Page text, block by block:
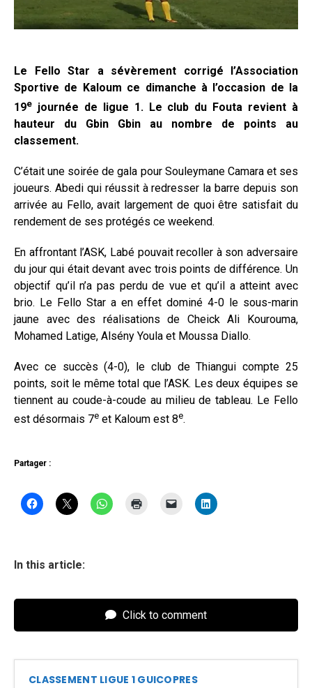
Le Fello Star a sévèrement corrigé l’Association
Sportive de Kaloum ce dimanche à l’occasion de la
19e journée de ligue 1. Le club du Fouta revient à
hauteur du Gbin Gbin au nombre de points au
classement.
C’était une soirée de gala pour Souleymane Camara et ses
joueurs. Abedi qui réussit à redresser la barre depuis son
arrivée au Fello, avait largement de quoi être satisfait du
rendement de ses protégés ce weekend.
En affrontant l’ASK, Labé pouvait recoller à son adversaire
du jour qui était devant avec trois points de différence. Un
objectif qu’il n’a pas perdu de vue et qu’il a atteint avec
brio. Le Fello Star a en effet dominé 4-0 le sous-marin
jaune avec des réalisations de Cheick Ali Kourouma,
Mohamed Latige, Alsény Youla et Moussa Diallo.
Avec ce succès (4-0), le club de Thiangui compte 25
points, soit le même total que l’ASK. Les deux équipes se
tiennent au coude-à-coude au milieu de tableau. Le Fello
est désormais 7e et Kaloum est 8e.
Partager :
In this article:
Click to comment
CLASSEMENT LIGUE 1 GUICOPRES